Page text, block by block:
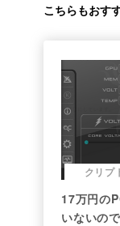
こちらもおす
クリプ
17万円の
いないの